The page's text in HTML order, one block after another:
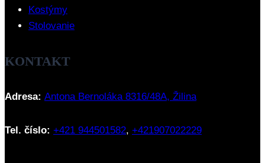
Kostýmy
Stolovanie
KONTAKT
Adresa: Antona Bernoláka 8316/48A, Žilina
Tel. číslo: +421 944501582, +421907022229